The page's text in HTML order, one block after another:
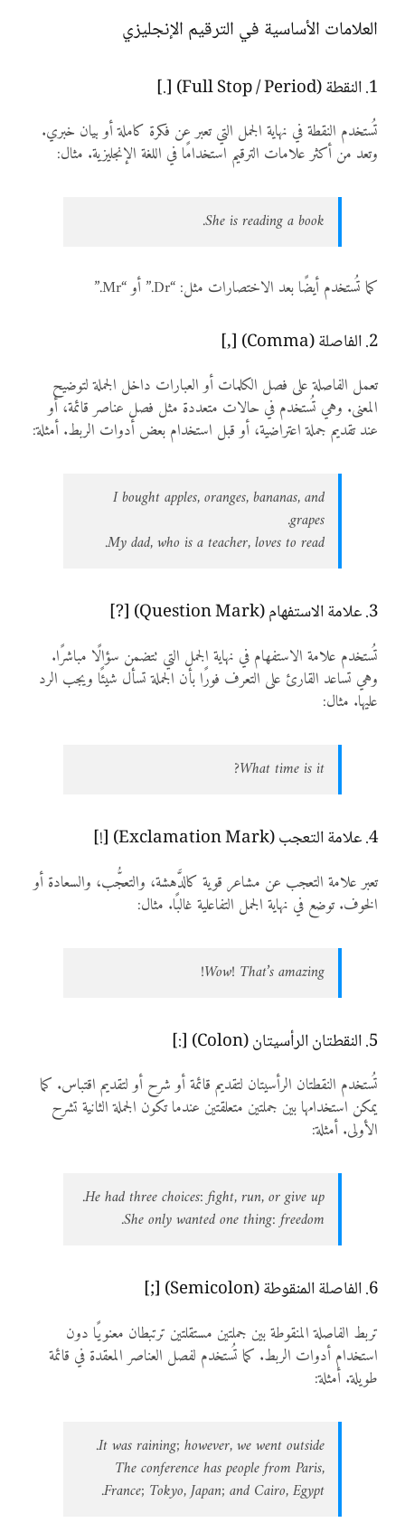
العلامات الأساسية في الترقيم الإنجليزي
1. النقطة (Full Stop / Period) [.]
تُستخدم النقطة في نهاية الجمل التي تعبر عن فكرة كاملة أو بيان خبري.
وتعد من أكثر علامات الترقيم استخدامًا في اللغة الإنجليزية. مثال:
She is reading a book.
كما تُستخدم أيضًا بعد الاختصارات مثل: “Dr.” أو “Mr.”
2. الفاصلة (Comma) [,]
تعمل الفاصلة على فصل الكلمات أو العبارات داخل الجملة لتوضيح
المعنى. وهي تُستخدم في حالات متعددة مثل فصل عناصر قائمة، أو
عند تقديم جملة اعتراضية، أو قبل استخدام بعض أدوات الربط. أمثلة:
I bought apples, oranges, bananas, and
grapes.
My dad, who is a teacher, loves to read.
3. علامة الاستفهام (Question Mark) [?]
تُستخدم علامة الاستفهام في نهاية الجمل التي تتضمن سؤالًا مباشرًا.
وهي تساعد القارئ على التعرف فورًا بأن الجملة تسأل شيئًا ويجب الرد
عليها. مثال:
What time is it?
4. علامة التعجب (Exclamation Mark) [!]
تعبر علامة التعجب عن مشاعر قوية كالدَّهشة، والتعجُّب، والسعادة أو
الخوف. توضع في نهاية الجمل التفاعلية غالبًا. مثال:
Wow! That’s amazing!
5. النقطتان الرأسيتان (Colon) [:]
تُستخدم النقطتان الرأسيتان لتقديم قائمة أو شرح أو لتقديم اقتباس. كما
يمكن استخدامها بين جملتين متعلقتين عندما تكون الجملة الثانية تشرح
الأولى. أمثلة:
He had three choices: fight, run, or give up.
She only wanted one thing: freedom.
6. الفاصلة المنقوطة (Semicolon) [;]
تربط الفاصلة المنقوطة بين جملتين مستقلتين ترتبطان معنويًا دون
استخدام أدوات الربط. كما تُستخدم لفصل العناصر المعقدة في قائمة
طويلة. أمثلة:
It was raining; however, we went outside.
The conference has people from Paris,
France; Tokyo, Japan; and Cairo, Egypt.